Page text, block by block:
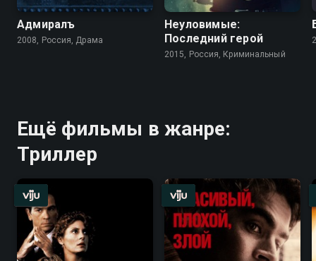
Адмиралъ
2008, Россия, Драма
Неуловимые:
Последний герой
2015, Россия, Криминальный
Ещё фильмы в жанре:
Триллер